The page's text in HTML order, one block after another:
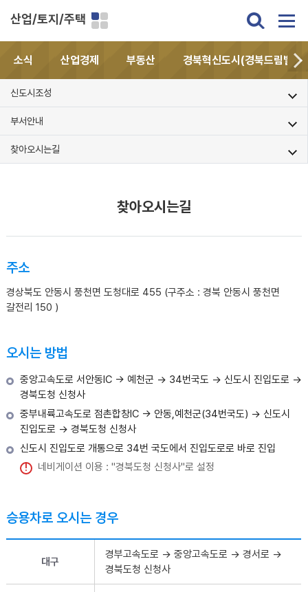
산업/토지/주택
소식 산업경제 부동산 경북혁신도시(경북드림밸리)
신도시조성
부서안내
찾아오시는길
찾아오시는길
주소
경상북도 안동시 풍천면 도청대로 455 (구주소 : 경북 안동시 풍천면
갈전리 150 )
오시는 방법
중앙고속도로 서안동IC → 예천군 → 34번국도 → 신도시 진입도로 →
경북도청 신청사
중부내륙고속도로 점촌합창IC → 안동,예천군(34번국도) → 신도시
진입도로 → 경북도청 신청사
신도시 진입도로 개통으로 34번 국도에서 진입도로로 바로 진입
네비게이션 이용 : "경북도청 신청사"로 설정
승용차로 오시는 경우
대구
경부고속도로 → 중앙고속도로 → 경서로 →
경북도청 신청사